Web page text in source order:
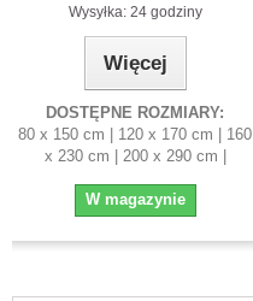
Wysyłka: 24 godziny
Więcej
DOSTĘPNE ROZMIARY:
80 x 150 cm | 120 x 170 cm | 160
x 230 cm | 200 x 290 cm |
W magazynie